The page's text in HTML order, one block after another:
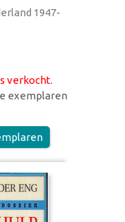
1947-
verkocht.
exemplaren